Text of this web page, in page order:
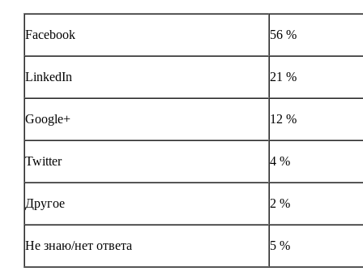
Facebook 56 %
LinkedIn 21 %
Google+ 12 %
Twitter 4 %
Другое 2 %
Не знаю/нет ответа 5 %